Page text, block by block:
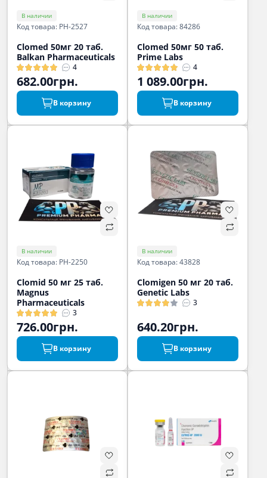
В наличии
Код товара: PH-2527
Clomed 50мг 20 таб.
Balkan Pharmaceuticals
4
682.00грн.
В корзину
В наличии
Код товара: 84286
Clomed 50мг 50 таб.
Prime Labs
4
1 089.00грн.
В корзину
В наличии
Код товара: PH-2250
Clomid 50 мг 25 таб.
Magnus
Pharmaceuticals
3
726.00грн.
В корзину
В наличии
Код товара: 43828
Clomigen 50 мг 20 таб.
Genetic Labs
3
640.20грн.
В корзину